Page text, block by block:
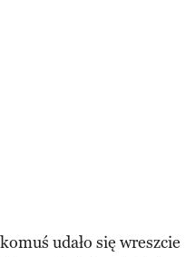
udało się wreszcie